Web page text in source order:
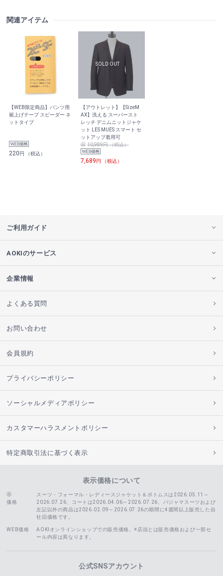
関連アイテム
【WEB限定商品】パンツ用
裾上げテープ スピーダー ネ
ットタイプ
220円 （税込）
【アウトレット】【SizeM
AX】洗える スーパースト
レッチ デニムニットジャケ
ット LES MUES スマート セ
ットアップ着用可
10,989円 （税込）
7,689円 （税込）
ご利用ガイド
AOKIのサービス
企業情報
よくある質問
お問い合わせ
会員規約
プライバシーポリシー
ソーシャルメディアポリシー
カスタマーハラスメントポリシー
特定商取引法に基づく表示
表示価格について
価格
スーツ・フォーマル・レディースジャケット＆ボトムスは2026.05.11～
2026.07.26、コートは2026.04.06～2026.07.26、
パジャマスーツおよび
左記以外の商品は2026.02.09～2026.07.26の期間に4週間以上販売した自
社旧価格です。
WEB価格
AOKIオンラインショップでの販売価格。※店頭とは販売価格および一部セ
ール内容は異なります。
公式SNSアカウント